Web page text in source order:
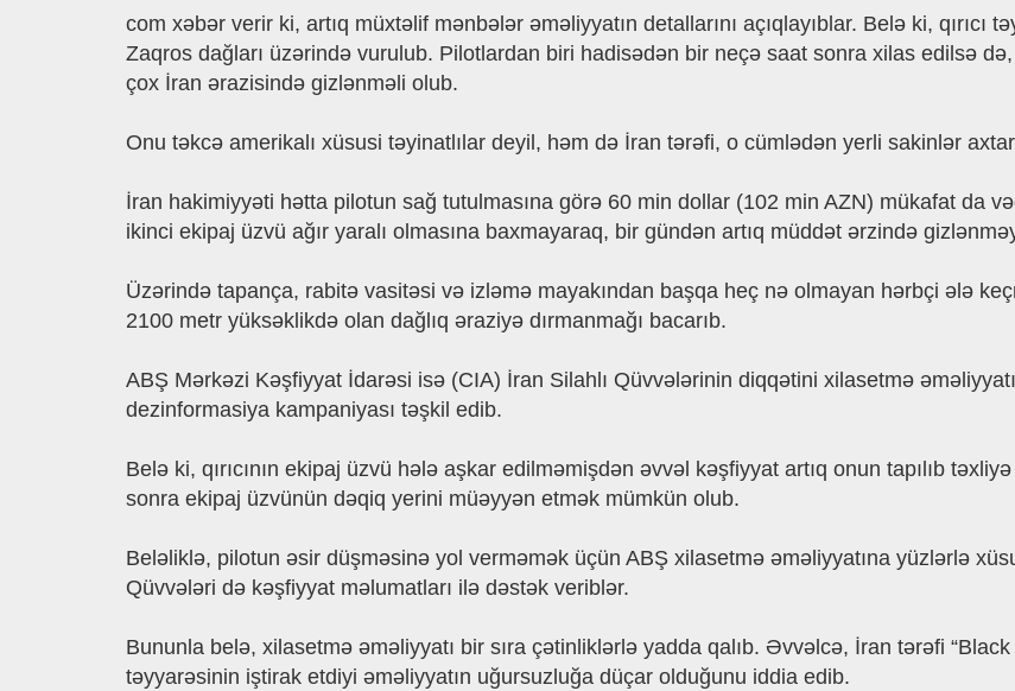
com xəbər verir ki, artıq müxtəlif mənbələr əməliyyatın detallarını açıqlayıblar. Belə ki, qırıcı
Zaqros dağları üzərində vurulub. Pilotlardan biri hadisədən bir neçə saat sonra xilas edilsə
çox İran ərazisində gizlənməli olub.
Onu təkcə amerikalı xüsusi təyinatlılar deyil, həm də İran tərəfi, o cümlədən yerli sakinlər
İran hakimiyyəti hətta pilotun sağ tutulmasına görə 60 min dollar (102 min AZN) mükafat da
ikinci ekipaj üzvü ağır yaralı olmasına baxmayaraq, bir gündən artıq müddət ərzində
Üzərində tapança, rabitə vasitəsi və izləmə mayakından başqa heç nə olmayan hərbçi ələ
2100 metr yüksəklikdə olan dağlıq əraziyə dırmanmağı bacarıb.
ABŞ Mərkəzi Kəşfiyyat İdarəsi isə (CIA) İran Silahlı Qüvvələrinin diqqətini xilasetmə
dezinformasiya kampaniyası təşkil edib.
Belə ki, qırıcının ekipaj üzvü hələ aşkar edilməmişdən əvvəl kəşfiyyat artıq onun tapılıb
sonra ekipaj üzvünün dəqiq yerini müəyyən etmək mümkün olub.
Beləliklə, pilotun əsir düşməsinə yol verməmək üçün ABŞ xilasetmə əməliyyatına yüzlərlə
Qüvvələri də kəşfiyyat məlumatları ilə dəstək veriblər.
Bununla belə, xilasetmə əməliyyatı bir sıra çətinliklərlə yadda qalıb. Əvvəlcə, İran tərəfi
təyyarəsinin iştirak etdiyi əməliyyatın uğursuzluğa düçar olduğunu iddia edib.